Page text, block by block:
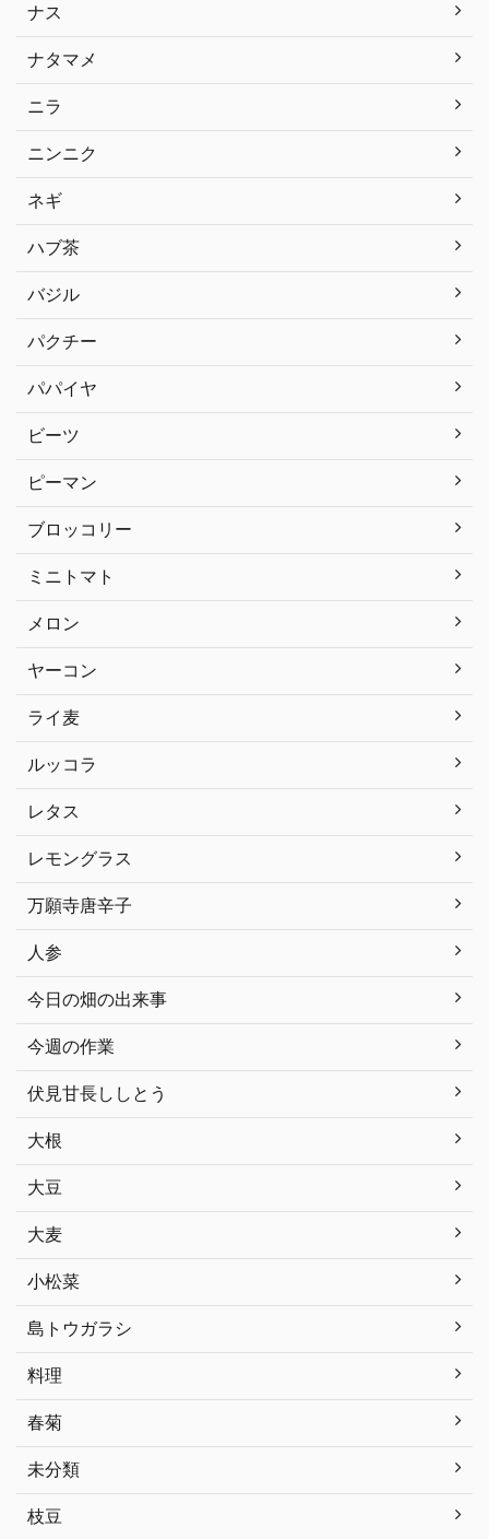
ナス
ナタマメ
ニラ
ニンニク
ネギ
ハブ茶
バジル
パクチー
パパイヤ
ビーツ
ピーマン
ブロッコリー
ミニトマト
メロン
ヤーコン
ライ麦
ルッコラ
レタス
レモングラス
万願寺唐辛子
人参
今日の畑の出来事
今週の作業
伏見甘長ししとう
大根
大豆
大麦
小松菜
島トウガラシ
料理
春菊
未分類
枝豆